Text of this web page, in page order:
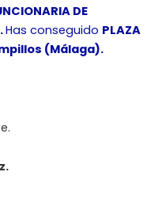
DE
Has conseguido PLAZA
(Málaga).